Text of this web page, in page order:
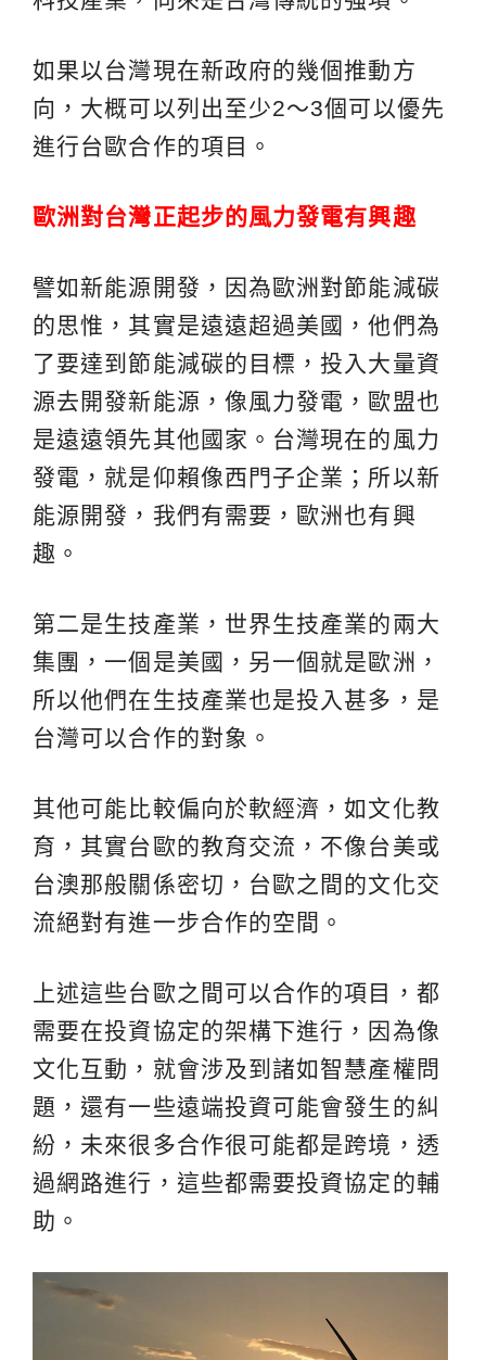
如果以台灣現在新政府的幾個推動方
向，大概可以列出至少2～3個可以優先
進行台歐合作的項目。
歐洲對台灣正起步的風力發電有興趣
譬如新能源開發，因為歐洲對節能減碳
的思惟，其實是遠遠超過美國，他們為
了要達到節能減碳的目標，投入大量資
源去開發新能源，像風力發電，歐盟也
是遠遠領先其他國家。台灣現在的風力
發電，就是仰賴像西門子企業；所以新
能源開發，我們有需要，歐洲也有興
趣。
第二是生技產業，世界生技產業的兩大
集團，一個是美國，另一個就是歐洲，
所以他們在生技產業也是投入甚多，是
台灣可以合作的對象。
其他可能比較偏向於軟經濟，如文化教
育，其實台歐的教育交流，不像台美或
台澳那般關係密切，台歐之間的文化交
流絕對有進一步合作的空間。
上述這些台歐之間可以合作的項目，都
需要在投資協定的架構下進行，因為像
文化互動，就會涉及到諸如智慧產權問
題，還有一些遠端投資可能會發生的糾
紛，未來很多合作很可能都是跨境，透
過網路進行，這些都需要投資協定的輔
助。